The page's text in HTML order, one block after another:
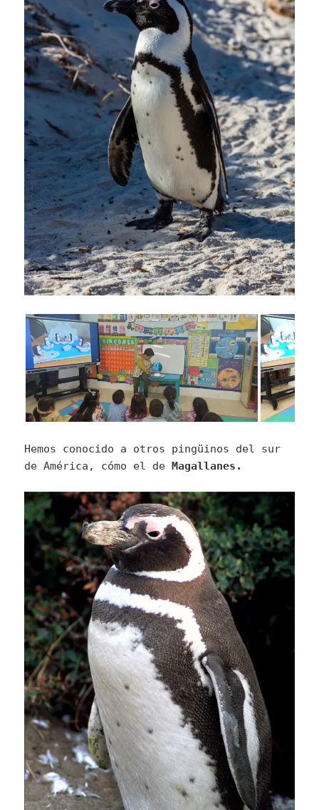
Hemos conocido a otros pingüinos del sur
de América, cómo el de Magallanes.